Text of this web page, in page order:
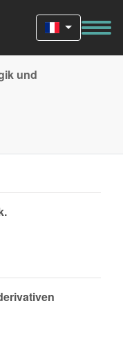
und